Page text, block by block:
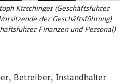
Kirschinger (Geschäftsführer
der Geschäftsführung)
Finanzen und Personal)
Betreiber, Instandhalter